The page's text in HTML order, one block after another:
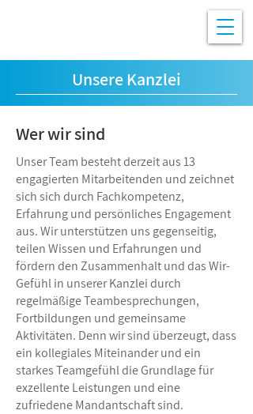
Unsere Kanzlei
Wer wir sind
Unser Team besteht derzeit aus 13
engagierten Mitarbeitenden und zeichnet
sich sich durch Fachkompetenz,
Erfahrung und persönliches Engagement
aus. Wir unterstützen uns gegenseitig,
teilen Wissen und Erfahrungen und
fördern den Zusammenhalt und das Wir-
Gefühl in unserer Kanzlei durch
regelmäßige Teambesprechungen,
Fortbildungen und gemeinsame
Aktivitäten. Denn wir sind überzeugt, dass
ein kollegiales Miteinander und ein
starkes Teamgefühl die Grundlage für
exzellente Leistungen und eine
zufriedene Mandantschaft sind.